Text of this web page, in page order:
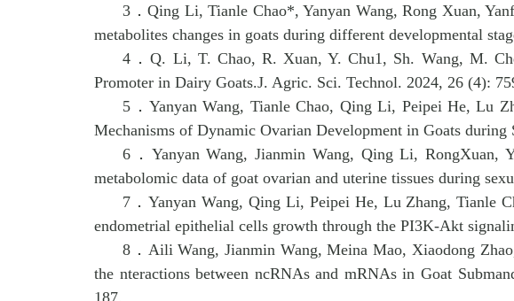
3．Qing Li, Tianle Chao*, Yanyan Wang, Rong Xuan,
metabolites changes in goats during different developmental
4．Q. Li, T. Chao, R. Xuan, Y. Chu1, Sh. Wang, M.
Promoter in Dairy Goats.J. Agric. Sci. Technol. 2024, 26 (4):
5． Yanyan Wang, Tianle Chao, Qing Li, Peipei He, Lu
Mechanisms of Dynamic Ovarian Development in Goats
6． Yanyan Wang, Jianmin Wang, Qing Li,
metabolomic data of goat ovarian and uterine tissues during
7． Yanyan Wang, Qing Li, Peipei He, Lu Zhang, Tianle
endometrial epithelial cells growth through the PI3K-Akt
8． Aili Wang, Jianmin Wang, Meina Mao, Xiaodong
the nteractions between ncRNAs and mRNAs in Goat
187.